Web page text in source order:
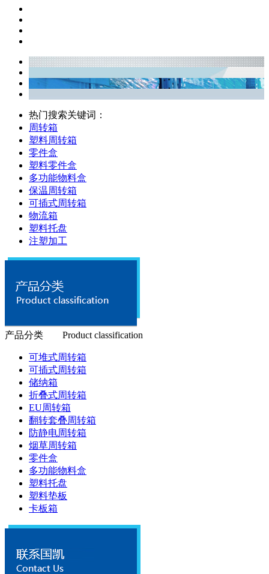
热门搜索关键词：
周转箱
塑料周转箱
零件盒
塑料零件盒
多功能物料盒
保温周转箱
可插式周转箱
物流箱
塑料托盘
注塑加工
产品分类 Product classification
可堆式周转箱
可插式周转箱
储纳箱
折叠式周转箱
EU周转箱
翻转套叠周转箱
防静电周转箱
烟草周转箱
零件盒
多功能物料盒
塑料托盘
塑料垫板
卡板箱